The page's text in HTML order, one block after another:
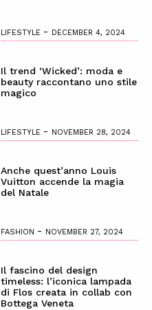
LIFESTYLE - DECEMBER 4, 2024
Il trend ‘Wicked’: moda e
beauty raccontano uno stile
magico
LIFESTYLE - NOVEMBER 28, 2024
Anche quest’anno Louis
Vuitton accende la magia
del Natale
FASHION - NOVEMBER 27, 2024
Il fascino del design
timeless: l’iconica lampada
di Flos creata in collab con
Bottega Veneta